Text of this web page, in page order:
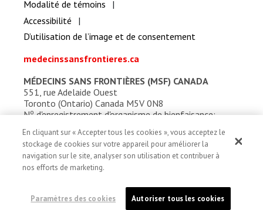
Modalité de témoins
Accessibilité
D’utilisation de l’image et de consentement
medecinssansfrontieres.ca
MÉDECINS SANS FRONTIÈRES (MSF) CANADA
551, rue Adelaide Ouest
Toronto (Ontario) Canada M5V 0N8
Nod'enregistrement d'organisme de bienfaisance:
En cliquant sur « Accepter tous les cookies », vous acceptez le
stockage de cookies sur votre appareil pour améliorer la
navigation sur le site, analyser son utilisation et contribuer à
nos efforts de marketing.
Paramètres des cookies Autoriser tous les cookies